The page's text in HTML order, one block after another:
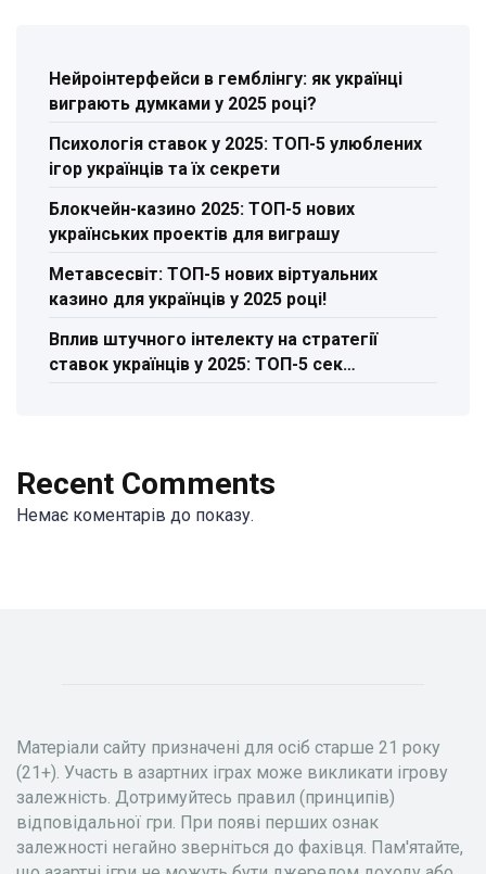
Нейроінтерфейси в гемблінгу: як українці
виграють думками у 2025 році?
Психологія ставок у 2025: ТОП-5 улюблених
ігор українців та їх секрети
Блокчейн-казино 2025: ТОП-5 нових
українських проектів для виграшу
Метавсесвіт: ТОП-5 нових віртуальних
казино для українців у 2025 році!
Вплив штучного інтелекту на стратегії
ставок українців у 2025: ТОП-5 сек…
Recent Comments
Немає коментарів до показу.
Матеріали сайту призначені для осіб старше 21 року
(21+). Участь в азартних іграх може викликати ігрову
залежність. Дотримуйтесь правил (принципів)
відповідальної гри. При появі перших ознак
залежності негайно зверніться до фахівця. Пам'ятайте,